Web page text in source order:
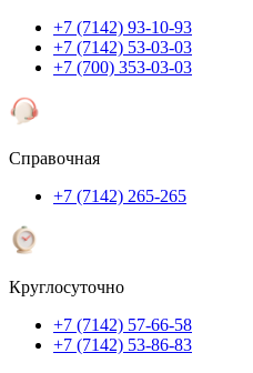
+7 (7142) 93-10-93
+7 (7142) 53-03-03
+7 (700) 353-03-03
Справочная
+7 (7142) 265-265
Круглосуточно
+7 (7142) 57-66-58
+7 (7142) 53-86-83